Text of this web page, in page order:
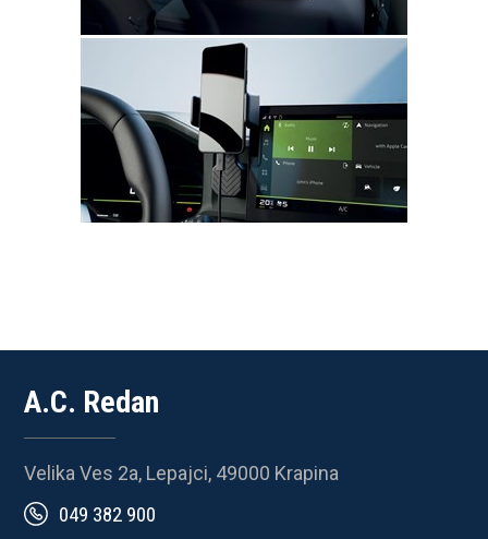
A.C. Redan
Velika Ves 2a, Lepajci, 49000 Krapina
049 382 900